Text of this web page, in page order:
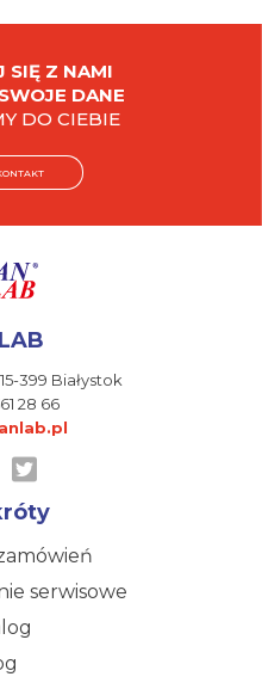
SIĘ Z NAMI
DANE
DO CIEBIE
15-399 Białystok
28 66
serwisowe